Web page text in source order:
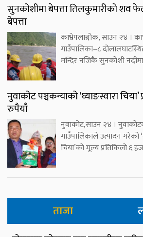
सुनकोशीमा बेपत्ता तिलकुमारीको शव
बेपत्ता
काभ्रेपलाञ्चोक, साउन २४ ।
गाउँपालिका–८
मन्दिर नजिकै सुनकोशी
नुवाकोट पञ्चकन्याको ‘घ्याङस्वारा
रुपैयाँ
नुवाकोट,साउन २४ ।
गाउँपालिकाले उत्पादन गरेको
चिया’को मूल्य प्रतिकिलो ६
ताजा